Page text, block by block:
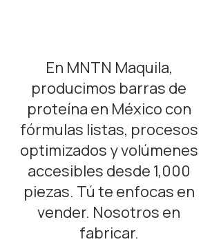
En MNTN Maquila,
producimos barras de
proteína en México con
fórmulas listas, procesos
optimizados y volúmenes
accesibles desde 1,000
piezas. Tú te enfocas en
vender. Nosotros en
fabricar.